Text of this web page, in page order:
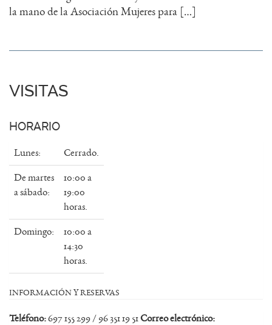
la mano de la Asociación Mujeres para […]
VISITAS
HORARIO
Lunes: Cerrado.
De martes
a sábado:
10:00 a
19:00
horas.
Domingo:
10:00 a
14:30
horas.
INFORMACIÓN Y RESERVAS
Teléfono:697 155 299 / 96 351 19 51Correo electrónico: